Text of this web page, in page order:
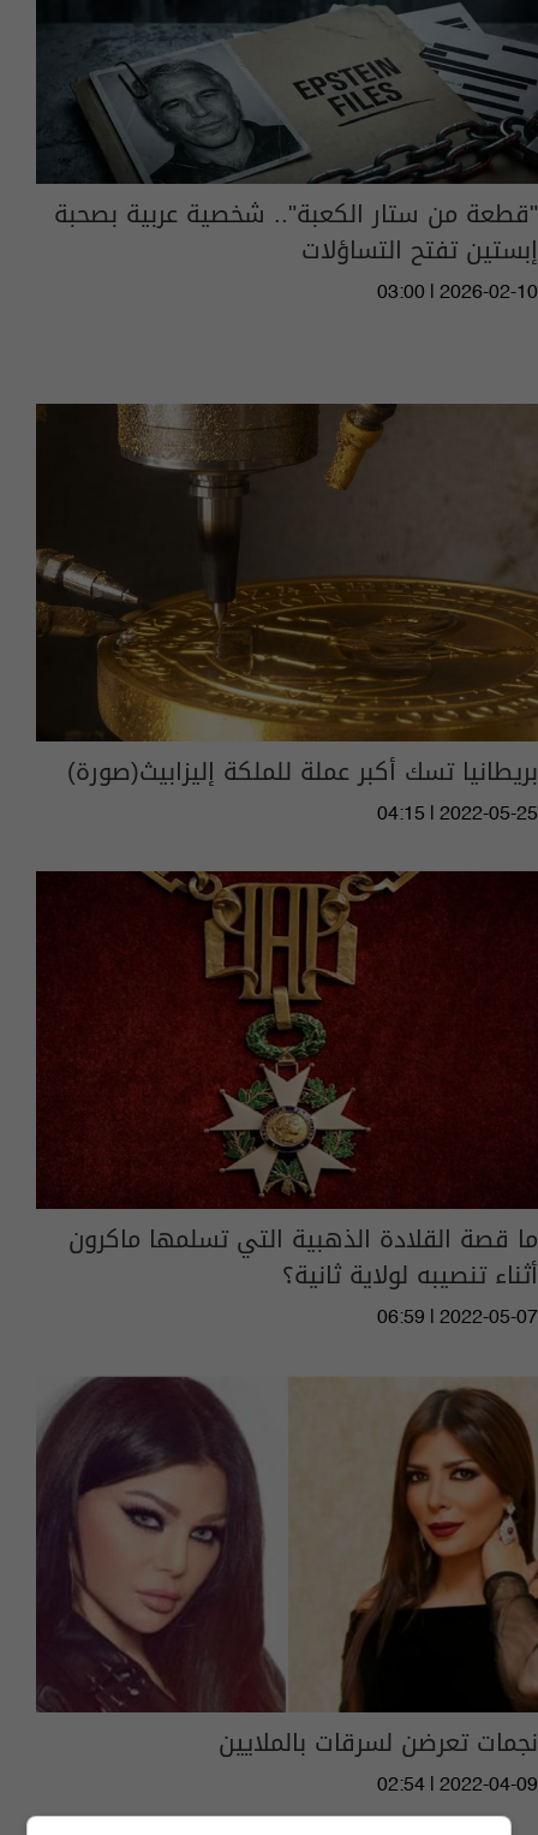
"قطعة من ستار الكعبة".. شخصية عربية بصحبة
إبستين تفتح التساؤلات
03:00 | 2026-02-10
بريطانيا تسك أكبر عملة للملكة إليزابيث(صورة)
04:15 | 2022-05-25
ما قصة القلادة الذهبية التي تسلمها ماكرون
أثناء تنصيبه لولاية ثانية؟
06:59 | 2022-05-07
نجمات تعرضن لسرقات بالملايين
02:54 | 2022-04-09